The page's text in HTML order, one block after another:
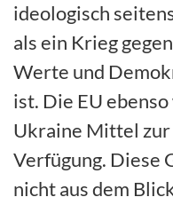
ideologisch
als ein Krieg
Werte und
ist. Die EU
Ukraine Mittel
Verfügung. Diese
nicht aus dem